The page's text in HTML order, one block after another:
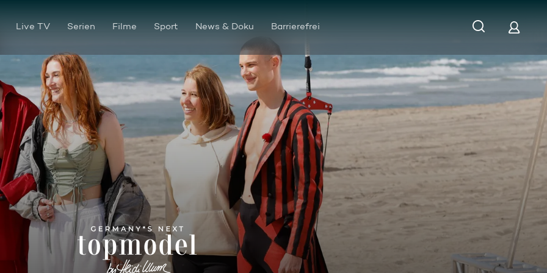
Live TV Serien Filme Sport News & Doku Barrierefrei
Family & Friends